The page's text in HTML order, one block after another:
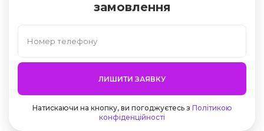
замовлення
ЛИШИТИ ЗАЯВКУ
Натискаючи на кнопку, ви погоджуєтесь з Політикою
конфіденційності